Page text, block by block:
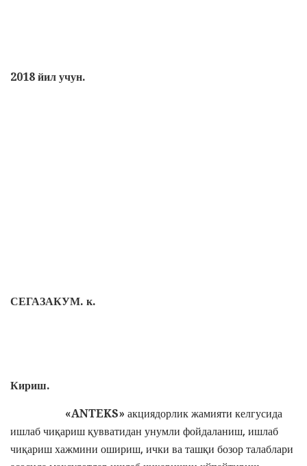
2018 йил учун.
СЕГАЗАКУМ. к.
Кириш.
«ANTEKS» акциядорлик жамияти келгусида
ишлаб чиқариш қувватидан унумли фойдаланиш, ишлаб
чиқариш хажмини ошириш, ички ва ташқи бозор талаблари